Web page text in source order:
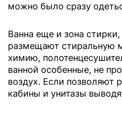
можно было сразу
Ванна еще и зона
размещают стиральную
химию,
ванной особенные, не
воздух. Если позволяют
кабины и унитазы